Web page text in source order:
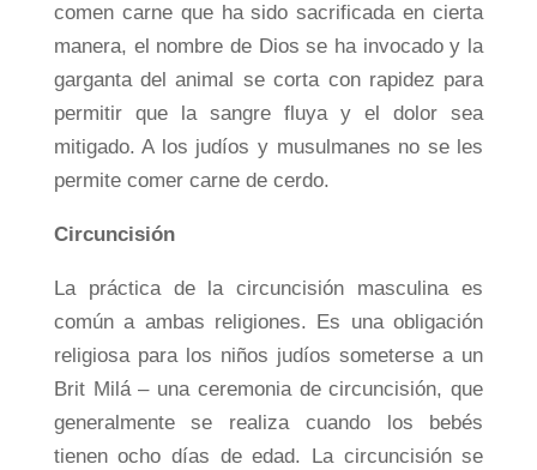
comen carne que ha sido sacrificada en cierta
manera, el nombre de Dios se ha invocado y la
garganta del animal se corta con rapidez para
permitir que la sangre fluya y el dolor sea
mitigado. A los judíos y musulmanes no se les
permite comer carne de cerdo.
Circuncisión
La práctica de la circuncisión masculina es
común a ambas religiones. Es una obligación
religiosa para los niños judíos someterse a un
Brit Milá – una ceremonia de circuncisión, que
generalmente se realiza cuando los bebés
tienen ocho días de edad. La circuncisión se